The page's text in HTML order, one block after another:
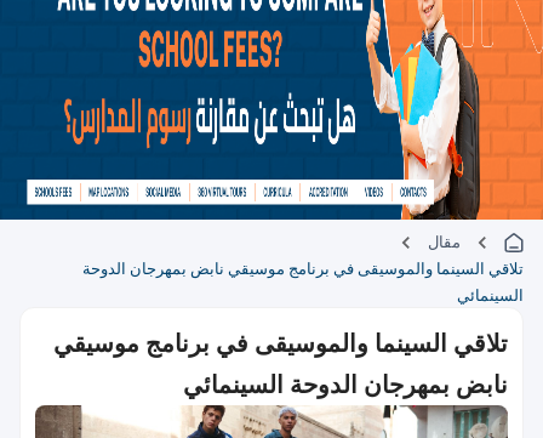
مقال
تلاقي السينما والموسيقى في برنامج موسيقي نابض بمهرجان الدوحة
السينمائي
تلاقي السينما والموسيقى في برنامج موسيقي
نابض بمهرجان الدوحة السينمائي